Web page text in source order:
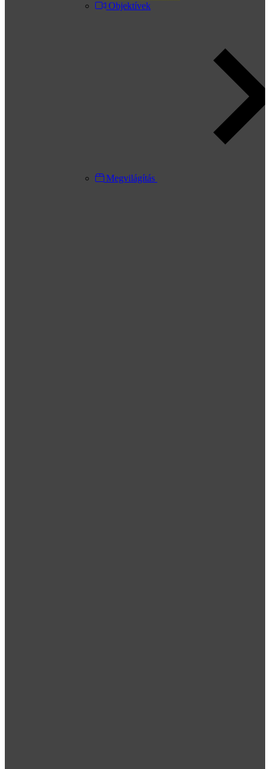
Objektívek
Megvilágítás